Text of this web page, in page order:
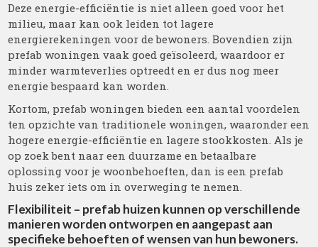
Deze energie-efficiëntie is niet alleen goed voor het
milieu, maar kan ook leiden tot lagere
energierekeningen voor de bewoners. Bovendien zijn
prefab woningen vaak goed geïsoleerd, waardoor er
minder warmteverlies optreedt en er dus nog meer
energie bespaard kan worden.
Kortom, prefab woningen bieden een aantal voordelen
ten opzichte van traditionele woningen, waaronder een
hogere energie-efficiëntie en lagere stookkosten. Als je
op zoek bent naar een duurzame en betaalbare
oplossing voor je woonbehoeften, dan is een prefab
huis zeker iets om in overweging te nemen.
Flexibiliteit – prefab huizen kunnen op verschillende
manieren worden ontworpen en aangepast aan
specifieke behoeften of wensen van hun bewoners.